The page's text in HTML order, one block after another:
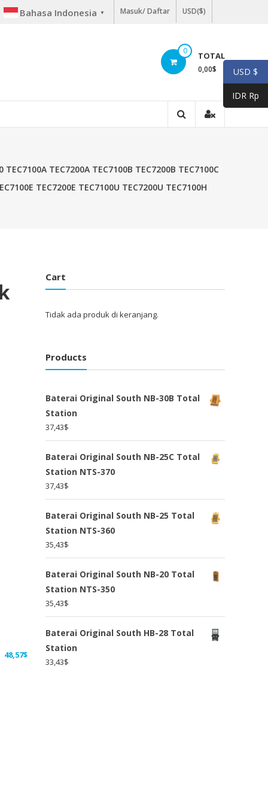
Bahasa Indonesia ▼ Masuk/ Daftar USD($)
0 TOTAL
0,00$
TEC7200A TEC7100B TEC7200B TEC7100C
TEC7200E TEC7100U TEC7200U TEC7100H
48,57$
Cart
Tidak ada produk di keranjang.
Products
Baterai Original South NB-30B Total
Station
37,43$
Baterai Original South NB-25C Total
Station NTS-370
37,43$
Baterai Original South NB-25 Total
Station NTS-360
35,43$
Baterai Original South NB-20 Total
Station NTS-350
35,43$
Baterai Original South HB-28 Total
Station
33,43$
USD $
IDR Rp